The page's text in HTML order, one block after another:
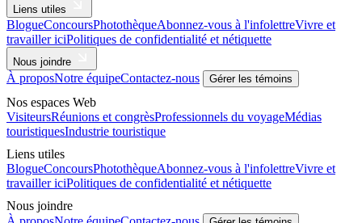
Liens utiles
BlogueConcoursPhotothèqueAbonnez-vous à l'infolettreVivre et
travailler iciPolitiques de confidentialité et nétiquette
Nous joindre
À proposNotre équipeContactez-nous Gérer les témoins
Nos espaces Web
VisiteursRéunions et congrèsProfessionnels du voyageMédias
touristiquesIndustrie touristique
Liens utiles
BlogueConcoursPhotothèqueAbonnez-vous à l'infolettreVivre et
travailler iciPolitiques de confidentialité et nétiquette
Nous joindre